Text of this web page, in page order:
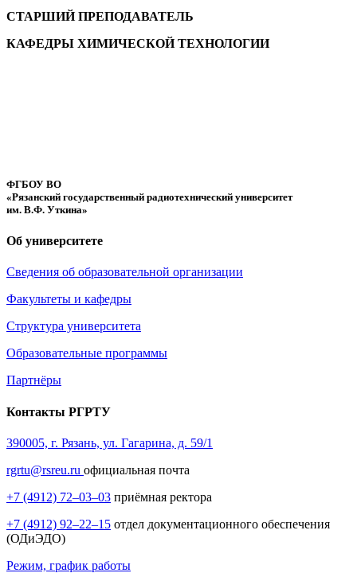
СТАРШИЙ ПРЕПОДАВАТЕЛЬ
КАФЕДРЫ ХИМИЧЕСКОЙ ТЕХНОЛОГИИ
ФГБОУ ВО
«Рязанский государственный радиотехнический университет
им. В.Ф. Уткина»
Об университете
Сведения об образовательной организации
Факультеты и кафедры
Структура университета
Образовательные программы
Партнёры
Контакты РГРТУ
390005, г. Рязань, ул. Гагарина, д. 59/1
rgrtu@rsreu.ru официальная почта
+7 (4912) 72–03–03 приёмная ректора
+7 (4912) 92–22–15 отдел документационного обеспечения
(ОДиЭДО)
Режим, график работы